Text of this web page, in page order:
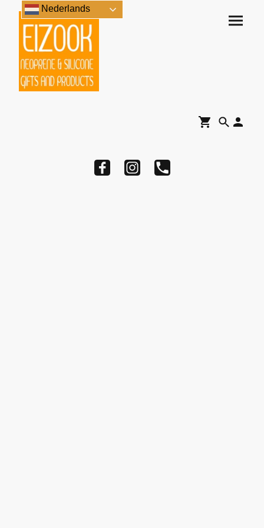
Nederlands